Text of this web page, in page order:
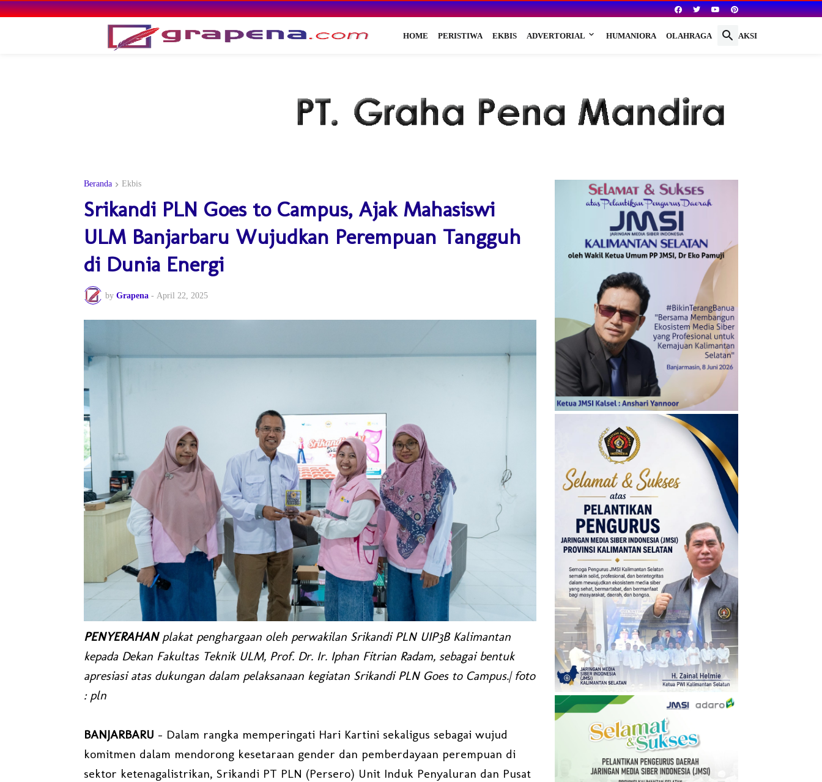
HOME PERISTIWA EKBIS ADVERTORIAL HUMANIORA OLAHRAGA REDAKSI
Beranda Ekbis
Srikandi PLN Goes to Campus, Ajak Mahasiswi
ULM Banjarbaru Wujudkan Perempuan Tangguh
di Dunia Energi
by Grapena - April 22, 2025
PENYERAHANplakat penghargaan oleh perwakilan Srikandi PLN UIP3B Kalimantan
kepada Dekan Fakultas Teknik ULM, Prof. Dr. Ir. Iphan Fitrian Radam, sebagai bentuk
apresiasi atas dukungan dalam pelaksanaan kegiatan Srikandi PLN Goes to Campus.| foto
: pln
BANJARBARU – Dalam rangka memperingati Hari Kartini sekaligus sebagai wujud
komitmen dalam mendorong kesetaraan gender dan pemberdayaan perempuan di
sektor ketenagalistrikan, Srikandi PT PLN (Persero) Unit Induk Penyaluran dan Pusat